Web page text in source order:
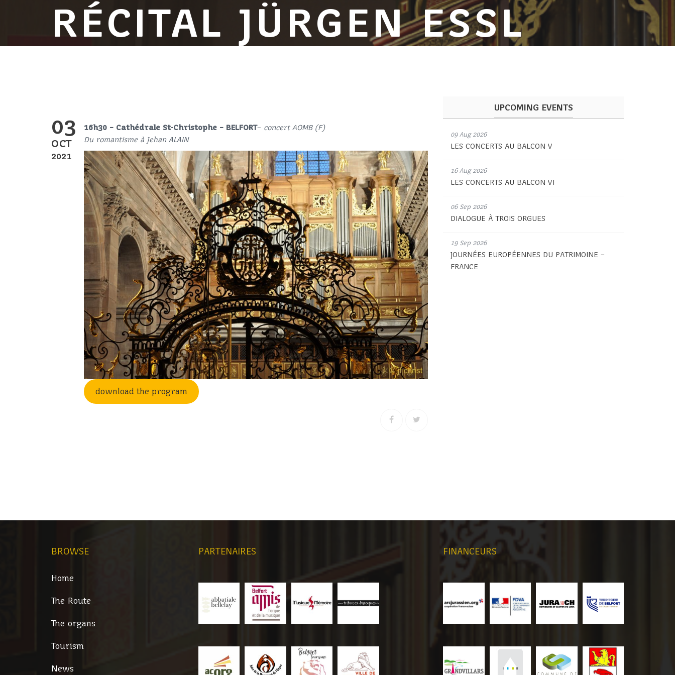
RÉCITAL JÜRGEN ESSL
03
OCT
2021
16h30 – Cathédrale St-Christophe – BELFORT– concert AOMB (F)
Du romantisme à Jehan ALAIN
download the program
UPCOMING EVENTS
09 Aug 2026
LES CONCERTS AU BALCON V
16 Aug 2026
LES CONCERTS AU BALCON VI
06 Sep 2026
DIALOGUE À TROIS ORGUES
19 Sep 2026
JOURNÉES EUROPÉENNES DU PATRIMOINE –
FRANCE
BROWSE
Home
The Route
The organs
Tourism
News
PARTENAIRES FINANCEURS